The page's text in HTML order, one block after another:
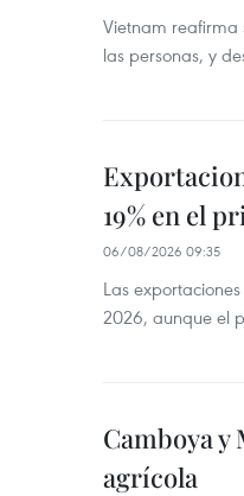
Vietnam reafirma
las personas, y
19% en el
06/08/2026 09:35
Las
2026, aunque el
Camboya
agrícola